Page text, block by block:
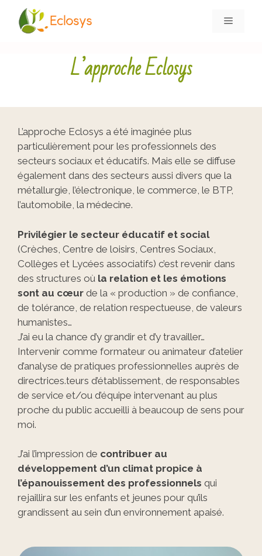
L’approche Eclosys
L’approche Eclosys a été imaginée plus
particulièrement pour les professionnels des
secteurs sociaux et éducatifs. Mais elle se diffuse
également dans des secteurs aussi divers que la
métallurgie, l’électronique, le commerce, le BTP,
l’automobile, la médecine.
Privilégier le secteur éducatif et social
(Crèches, Centre de loisirs, Centres Sociaux,
Collèges et Lycées associatifs) c’est revenir dans
des structures où la relation et les émotions
sont au cœur de la « production » de confiance,
de tolérance, de relation respectueuse, de valeurs
humanistes…
J’ai eu la chance d’y grandir et d’y travailler…
Intervenir comme formateur ou animateur d’atelier
d’analyse de pratiques professionnelles auprès de
directrices.teurs d’établissement, de responsables
de service et/ou d’équipe intervenant au plus
proche du public accueilli à beaucoup de sens pour
moi.
J’ai l’impression de contribuer au
développement d’un climat propice à
l’épanouissement des professionnels qui
rejaillira sur les enfants et jeunes pour qu’ils
grandissent au sein d’un environnement apaisé.